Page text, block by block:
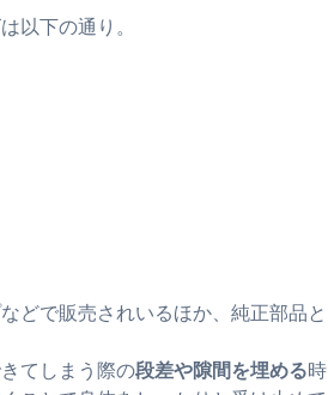
以下の通り。
どで販売されいるほか、純正部品と
てしまう際の段差や隙間を埋める時